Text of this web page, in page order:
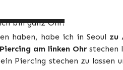
haben, habe ich in Seoul zu
Piercing am linken Ohr stechen
Piercing stechen zu lassen